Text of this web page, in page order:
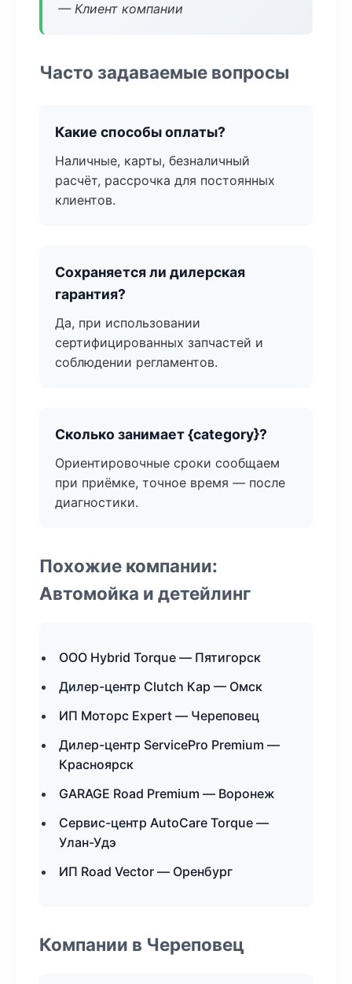
— Клиент компании
Часто задаваемые вопросы
Какие способы оплаты?
Наличные, карты, безналичный
расчёт, рассрочка для постоянных
клиентов.
Сохраняется ли дилерская
гарантия?
Да, при использовании
сертифицированных запчастей и
соблюдении регламентов.
Сколько занимает {category}?
Ориентировочные сроки сообщаем
при приёмке, точное время — после
диагностики.
Похожие компании:
Автомойка и детейлинг
ООО Hybrid Torque — Пятигорск
Дилер-центр Clutch Кар — Омск
ИП Моторс Expert — Череповец
Дилер-центр ServicePro Premium —
Красноярск
GARAGE Road Premium — Воронеж
Сервис-центр AutoCare Torque —
Улан-Удэ
ИП Road Vector — Оренбург
Компании в Череповец